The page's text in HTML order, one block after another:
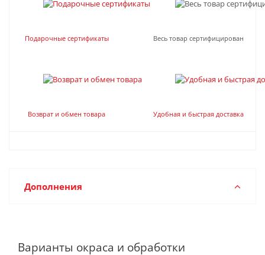
Подарочные сертификаты Весь товар сертифицирован
Возврат и обмен товара Удобная и быстрая доставка
Дополнения
Варианты окраса и обработки